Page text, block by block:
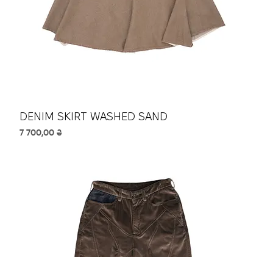
DENIM SKIRT WASHED SAND
Ціна
7 700,00 ₴